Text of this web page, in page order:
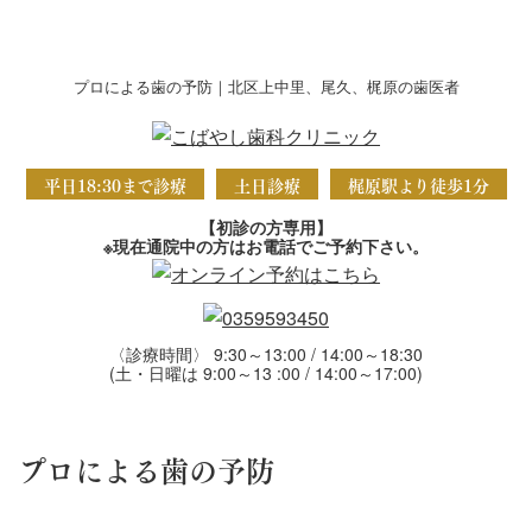
プロによる歯の予防｜北区上中里、尾久、梶原の歯医者
平日18:30まで診療 土日診療 梶原駅より徒歩1分
【初診の方専用】
※現在通院中の方はお電話でご予約下さい。
〈診療時間〉 9:30～13:00 / 14:00～18:30
(土・日曜は 9:00～13 :00 / 14:00～17:00)
プロによる歯の予防